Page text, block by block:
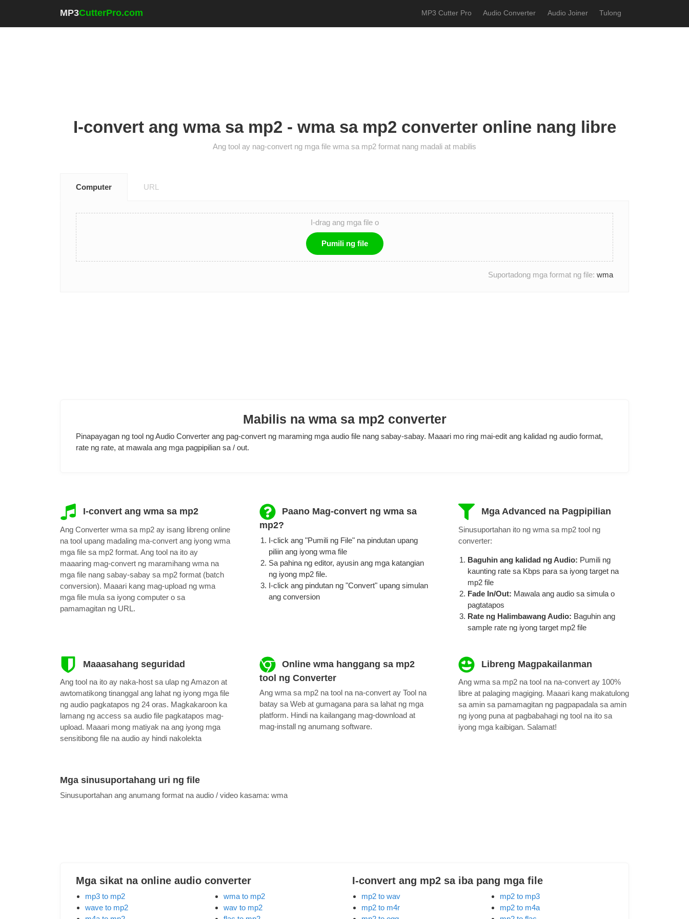
MP3CutterPro.com MP3 Cutter Pro Audio Converter Audio Joiner Tulong
I-convert ang wma sa mp2 - wma sa mp2 converter online nang libre
Ang tool ay nag-convert ng mga file wma sa mp2 format nang madali at mabilis
Computer URL
I-drag ang mga file o
Pumili ng file
Suportadong mga format ng file: wma
Mabilis na wma sa mp2 converter
Pinapayagan ng tool ng Audio Converter ang pag-convert ng maraming mga audio file nang sabay-sabay. Maaari mo ring mai-edit ang kalidad ng audio format,
rate ng rate, at mawala ang mga pagpipilian sa / out.
I-convert ang wma sa mp2
Ang Converter wma sa mp2 ay isang libreng online
na tool upang madaling ma-convert ang iyong wma
mga file sa mp2 format. Ang tool na ito ay
maaaring mag-convert ng maramihang wma na
mga file nang sabay-sabay sa mp2 format (batch
conversion). Maaari kang mag-upload ng wma
mga file mula sa iyong computer o sa
pamamagitan ng URL.
Paano Mag-convert ng wma sa
mp2?
I-click ang "Pumili ng File" na pindutan upang
piliin ang iyong wma file
Sa pahina ng editor, ayusin ang mga katangian
ng iyong mp2 file.
I-click ang pindutan ng "Convert" upang simulan
ang conversion
Mga Advanced na Pagpipilian
Sinusuportahan ito ng wma sa mp2 tool ng
converter:
Baguhin ang kalidad ng Audio: Pumili ng
kaunting rate sa Kbps para sa iyong target na
mp2 file
Fade In/Out: Mawala ang audio sa simula o
pagtatapos
Rate ng Halimbawang Audio: Baguhin ang
sample rate ng iyong target mp2 file
Maaasahang seguridad
Ang tool na ito ay naka-host sa ulap ng Amazon at
awtomatikong tinanggal ang lahat ng iyong mga file
ng audio pagkatapos ng 24 oras. Magkakaroon ka
lamang ng access sa audio file pagkatapos mag-
upload. Maaari mong matiyak na ang iyong mga
sensitibong file na audio ay hindi nakolekta
Online wma hanggang sa mp2
tool ng Converter
Ang wma sa mp2 na tool na na-convert ay Tool na
batay sa Web at gumagana para sa lahat ng mga
platform. Hindi na kailangang mag-download at
mag-install ng anumang software.
Libreng Magpakailanman
Ang wma sa mp2 na tool na na-convert ay 100%
libre at palaging magiging. Maaari kang makatulong
sa amin sa pamamagitan ng pagpapadala sa amin
ng iyong puna at pagbabahagi ng tool na ito sa
iyong mga kaibigan. Salamat!
Mga sinusuportahang uri ng file
Sinusuportahan ang anumang format na audio / video kasama: wma
Mga sikat na online audio converter
mp3 to mp2
wave to mp2
wma to mp2
wav to mp2
I-convert ang mp2 sa iba pang mga file
mp2 to wav
mp2 to m4r
mp2 to mp3
mp2 to m4a